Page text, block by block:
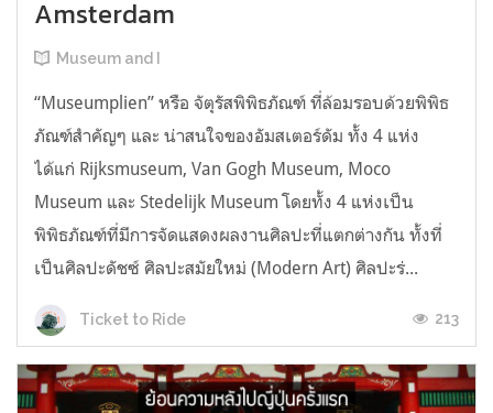
Amsterdam
Museum and I
“Museumplien” หรือ จัตุรัสพิพิธภัณฑ์ ที่ล้อมรอบด้วยพิพิธ
ภัณฑ์สำคัญๆ และ น่าสนใจของอัมสเตอร์ดัม ทั้ง 4 แห่ง
ได้แก่ Rijksmuseum, Van Gogh Museum, Moco
Museum และ Stedelijk Museum โดยทั้ง 4 แห่งเป็น
พิพิธภัณฑ์ที่มีการจัดแสดงผลงานศิลปะที่แตกต่างกัน ทั้งที่
เป็นศิลปะดัชซ์ ศิลปะสมัยใหม่ (Modern Art) ศิลปะร่...
Ticket to Ride 213